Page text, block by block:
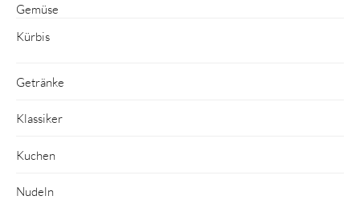
Gemüse
Kürbis
Getränke
Klassiker
Kuchen
Nudeln